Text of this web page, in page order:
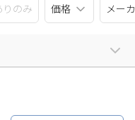
りのみ 価格 メー